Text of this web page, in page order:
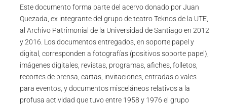
Este documento forma parte del acervo donado por Juan
Quezada, ex integrante del grupo de teatro Teknos de la UTE,
al Archivo Patrimonial de la Universidad de Santiago en 2012
y 2016. Los documentos entregados, en soporte papel y
digital, corresponden a fotografías (positivos soporte papel),
imágenes digitales, revistas, programas, afiches, folletos,
recortes de prensa, cartas, invitaciones, entradas o vales
para eventos, y documentos misceláneos relativos a la
profusa actividad que tuvo entre 1958 y 1976 el grupo